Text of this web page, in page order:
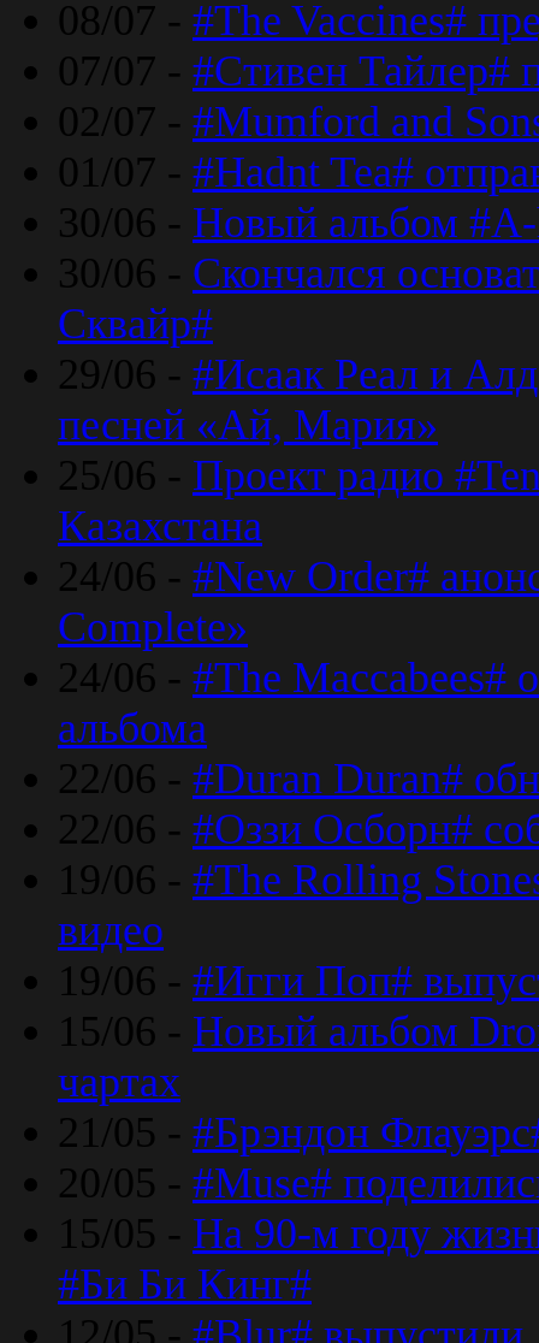
08/07 - #The Vaccines#
07/07 - #Стивен Тайлер#
02/07 - #Mumford and
01/07 - #Hadnt Tea#
30/06 - Новый альбом #A-
30/06 - Скончался
Сквайр#
29/06 - #Исаак Реал и
песней «Ай, Мария»
25/06 - Проект радио
Казахстана
24/06 - #New Order#
Complete»
24/06 - #The Maccabees#
альбома
22/06 - #Duran Duran#
22/06 - #Оззи Осборн#
19/06 - #The Rolling
видео
19/06 - #Игги Поп#
15/06 - Новый альбом
чартах
21/05 - #Брэндон
20/05 - #Muse#
15/05 - На 90-м году
#Би Би Кинг#